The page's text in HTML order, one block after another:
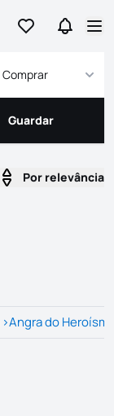
Ir para osIr para
Comprar
Guardar
Guardar
Por relevância
>Angra do